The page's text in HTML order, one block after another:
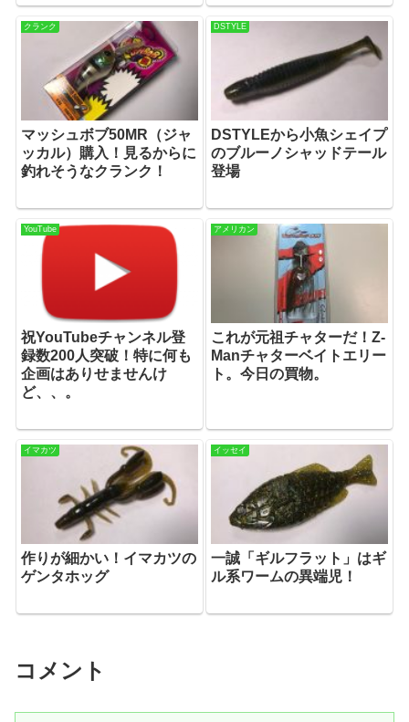
クランク
マッシュボブ50MR（ジャ
ッカル）購入！見るからに
釣れそうなクランク！
DSTYLE
DSTYLEから小魚シェイプ
のブルーノシャッドテール
登場
YouTube
祝YouTubeチャンネル登
録数200人突破！特に何も
企画はありせませんけ
ど、、。
アメリカン
これが元祖チャターだ！Z-
Manチャターベイトエリー
ト。今日の買物。
イマカツ
作りが細かい！イマカツの
ゲンタホッグ
イッセイ
一誠「ギルフラット」はギ
ル系ワームの異端児！
コメント